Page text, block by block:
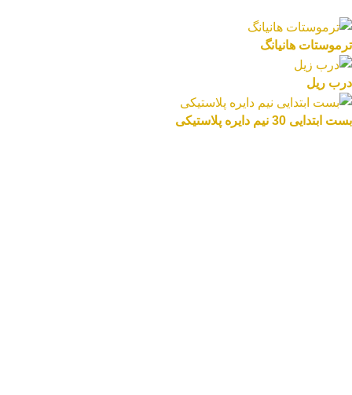
ترموستات هانیانگ
درب ریل
بست ابتدایی 30 نیم دایره پلاستیکی